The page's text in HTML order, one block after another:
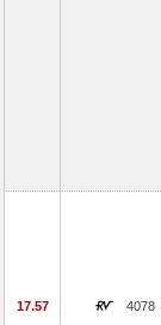
17.57 4078